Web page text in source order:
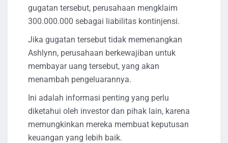
gugatan tersebut, perusahaan mengklaim
300.000.000 sebagai liabilitas kontinjensi.
Jika gugatan tersebut tidak memenangkan
Ashlynn, perusahaan berkewajiban untuk
membayar uang tersebut, yang akan
menambah pengeluarannya.
Ini adalah informasi penting yang perlu
diketahui oleh investor dan pihak lain, karena
memungkinkan mereka membuat keputusan
keuangan yang lebih baik.